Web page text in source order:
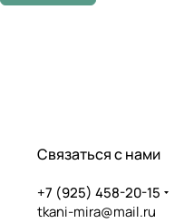
Связаться с нами
+7 (925) 458-20-15
tkani-mira@mail.ru